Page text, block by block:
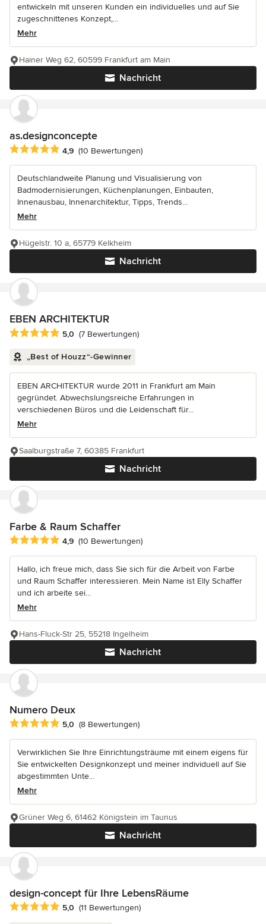
entwickeln mit unseren Kunden ein individuelles und auf Sie
zugeschnittenes Konzept,...
Mehr
Nachricht
Hainer Weg 62, 60599 Frankfurt am Main
as.designconcepte
Durchschnittliche Bewertung: 4.9 von 5 Sternen
4,9 (10 Bewertungen)
Deutschlandweite Planung und Visualisierung von
Badmodernisierungen, Küchenplanungen, Einbauten,
Innenausbau, Innenarchitektur, Tipps, Trends...
Mehr
Nachricht
Hügelstr. 10 a, 65779 Kelkheim
EBEN ARCHITEKTUR
Durchschnittliche Bewertung: 5 von 5 Sternen
5,0 (7 Bewertungen)
„Best of Houzz“-Gewinner
EBEN ARCHITEKTUR wurde 2011 in Frankfurt am Main
gegründet. Abwechslungsreiche Erfahrungen in
verschiedenen Büros und die Leidenschaft für...
Mehr
Nachricht
Saalburgstraße 7, 60385 Frankfurt
Farbe & Raum Schaffer
Durchschnittliche Bewertung: 4.9 von 5 Sternen
4,9 (10 Bewertungen)
Hallo, ich freue mich, dass Sie sich für die Arbeit von Farbe
und Raum Schaffer interessieren. Mein Name ist Elly Schaffer
und ich arbeite sei...
Mehr
Nachricht
Hans-Fluck-Str 25, 55218 Ingelheim
Numero Deux
Durchschnittliche Bewertung: 5 von 5 Sternen
5,0 (8 Bewertungen)
Verwirklichen Sie Ihre Einrichtungsträume mit einem eigens für
Sie entwickelten Designkonzept und meiner individuell auf Sie
abgestimmten Unte...
Mehr
Nachricht
Grüner Weg 6, 61462 Königstein im Taunus
design-concept für Ihre LebensRäume
Durchschnittliche Bewertung: 5 von 5 Sternen
5,0 (11 Bewertungen)